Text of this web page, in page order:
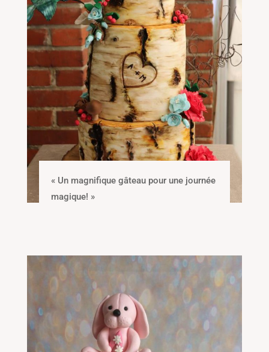
« Un magnifique gâteau pour une journée
magique! »